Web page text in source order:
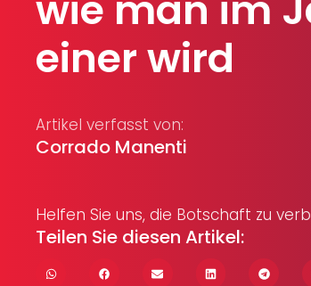
einer wird
Artikel verfasst von:
Corrado Manenti
Helfen Sie uns, die Botschaft zu
Teilen Sie diesen Artikel: